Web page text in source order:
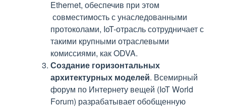
Ethernet, обеспечив при этом
совместимость с унаследованными
протоколами, IoT-отрасль сотрудничает с
такими крупными отраслевыми
комиссиями, как ODVA.
Создание горизонтальных
архитектурных моделей. Всемирный
форум по Интернету вещей (IoT World
Forum) разрабатывает обобщенную